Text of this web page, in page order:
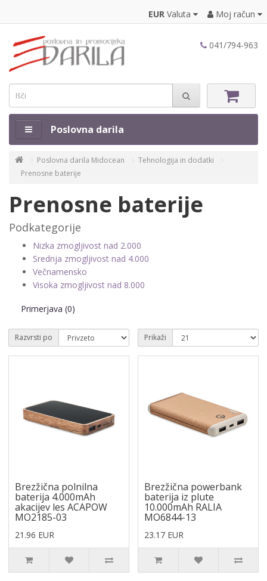
EUR Valuta Moj račun
041/794-963
Poslovna darila
Poslovna darila Midocean
Tehnologija in dodatki
Prenosne baterije
Prenosne baterije
Podkategorije
Nizka zmogljivost nad 2.000
Srednja zmogljivost nad 4.000
Večnamensko
Visoka zmogljivost nad 8.000
Primerjava (0)
Razvrsti po Prikaži
Brezžična polnilna
baterija 4.000mAh
akacijev les ACAPOW
MO2185-03
21.96 EUR
Brezžična powerbank
baterija iz plute
10.000mAh RALIA
MO6844-13
23.17 EUR